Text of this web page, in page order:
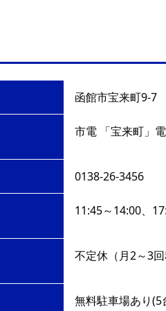
函館市宝来町9-7
市電 「宝来町」
0138-26-3456
11:45～14:00、
不定休（月2～3
無料駐車場あり(5